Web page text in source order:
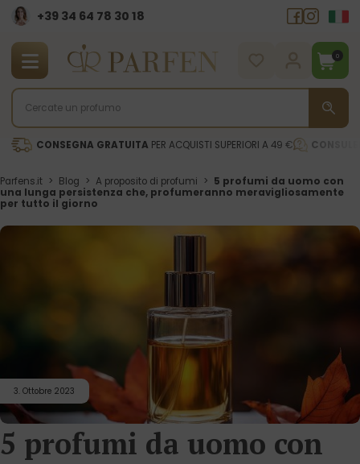
+39 34 64 78 30 18
0
CONSEGNA GRATUITA PER ACQUISTI SUPERIORI A 49 €
Parfens.it > Blog > A proposito di profumi > 5 profumi da uomo con
una lunga persistenza che, profumeranno meravigliosamente
per tutto il giorno
3. Ottobre 2023
5 profumi da uomo con